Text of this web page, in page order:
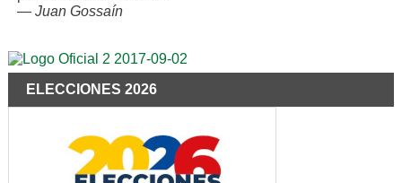
— Juan Gossaín
ELECCIONES 2026